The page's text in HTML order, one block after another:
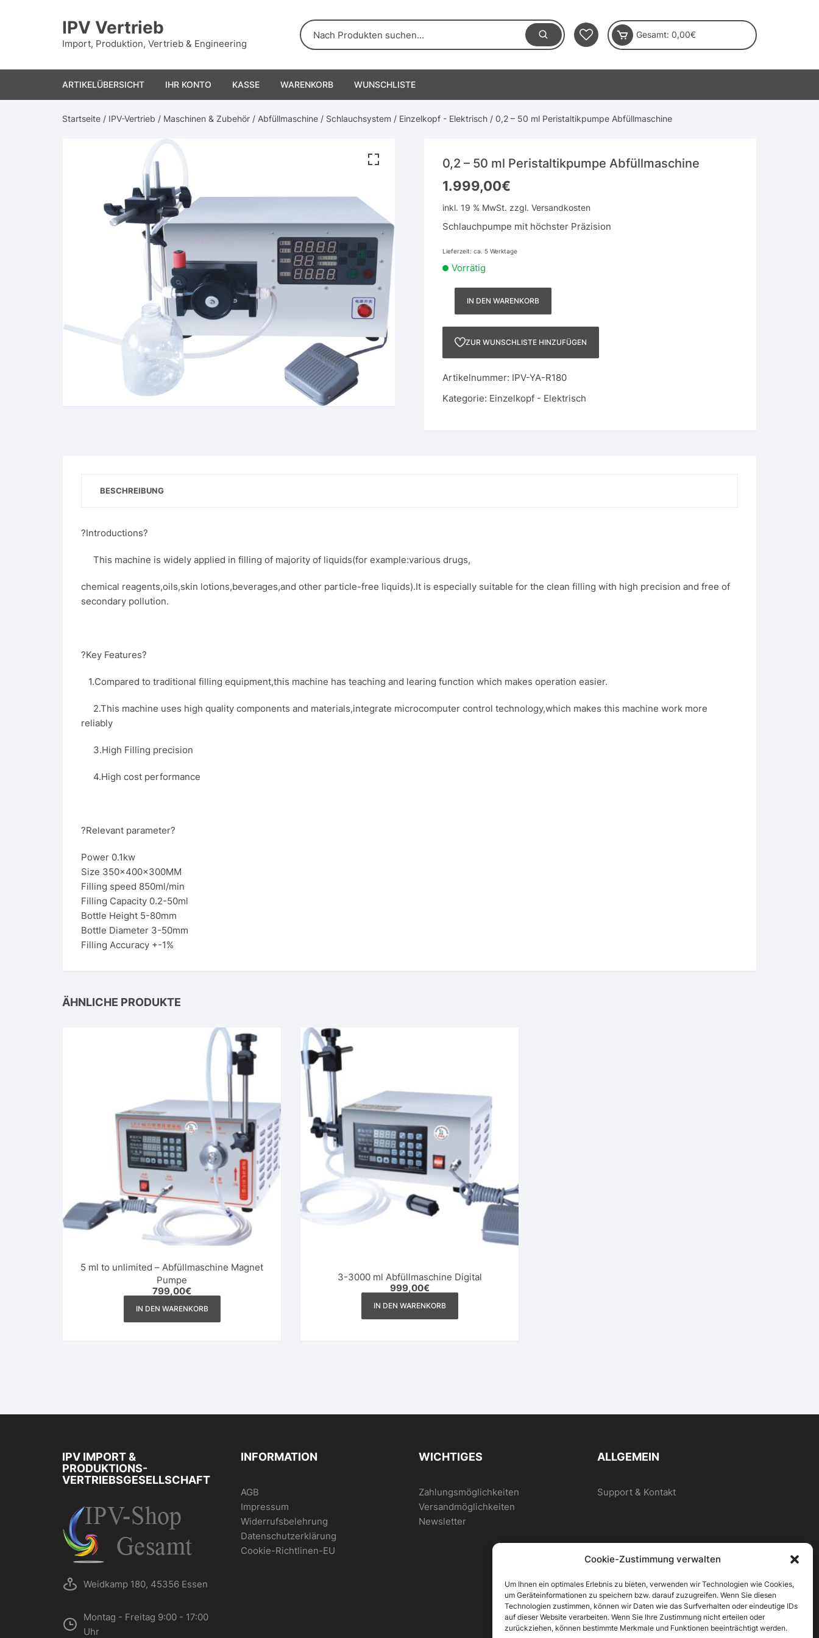
Cookie-Zustimmung verwalten
Um Ihnen ein optimales Erlebnis zu bieten, verwenden wir Technologien wie Cookies,
um Geräteinformationen zu speichern bzw. darauf zuzugreifen. Wenn Sie diesen
Technologien zustimmen, können wir Daten wie das Surfverhalten oder eindeutige IDs
auf dieser Website verarbeiten. Wenn Sie Ihre Zustimmung nicht erteilen oder
zurückziehen, können bestimmte Merkmale und Funktionen beeinträchtigt werden.
IPV Vertrieb
Import, Produktion, Vertrieb & Engineering
Gesamt: 0,00€
ARTIKELÜBERSICHT IHR KONTO KASSE WARENKORB WUNSCHLISTE
Startseite / IPV-Vertrieb / Maschinen & Zubehör / Abfüllmaschine / Schlauchsystem / Einzelkopf - Elektrisch / 0,2 – 50 ml Peristaltikpumpe Abfüllmaschine
0,2 – 50 ml Peristaltikpumpe Abfüllmaschine
1.999,00€
inkl. 19 % MwSt. zzgl. Versandkosten
Schlauchpumpe mit höchster Präzision
Lieferzeit: ca. 5 Werktage
Vorrätig
Abfüllmaschine
Menge
IN DEN WARENKORB
ZUR WUNSCHLISTE HINZUFÜGEN
Artikelnummer: IPV-YA-R180
Kategorie: Einzelkopf - Elektrisch
BESCHREIBUNG
?Introductions?
This machine is widely applied in filling of majority of liquids(for example:various drugs,
chemical reagents,oils,skin lotions,beverages,and other particle-free liquids).It is especially suitable for the clean filling with high precision and free of
secondary pollution.
?Key Features?
1.Compared to traditional filling equipment,this machine has teaching and learing function which makes operation easier.
2.This machine uses high quality components and materials,integrate microcomputer control technology,which makes this machine work more
reliably
3.High Filling precision
4.High cost performance
?Relevant parameter?
Power 0.1kw
Size 350x400x300MM
Filling speed 850ml/min
Filling Capacity 0.2-50ml
Bottle Height 5-80mm
Bottle Diameter 3-50mm
Filling Accuracy +-1%
ÄHNLICHE PRODUKTE
5 ml to unlimited – Abfüllmaschine Magnet
Pumpe
799,00€
IN DEN WARENKORB
3-3000 ml Abfüllmaschine Digital
999,00€
IN DEN WARENKORB
IPV IMPORT &
PRODUKTIONS-
VERTRIEBSGESELLSCHAFT
Weidkamp 180, 45356 Essen
Montag - Freitag 9:00 - 17:00
Uhr
INFORMATION
AGB
Impressum
Widerrufsbelehrung
Datenschutzerklärung
Cookie-Richtlinen-EU
WICHTIGES
Zahlungsmöglichkeiten
Versandmöglichkeiten
Newsletter
ALLGEMEIN
Support & Kontakt